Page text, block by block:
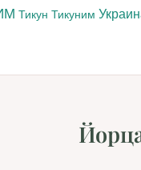
Тикун Тикуним